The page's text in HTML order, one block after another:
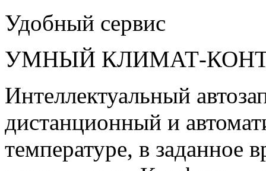
Удобный сервис
УМНЫЙ КЛИМАТ-
Интеллектуальный
дистанционный и
температуре, в заданное